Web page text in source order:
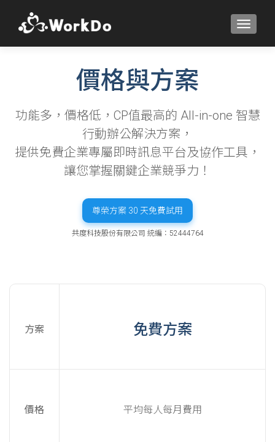
價格與方案
功能多，價格低，CP值最高的 All-in-one 智慧
行動辦公解決方案，
提供免費企業專屬即時訊息平台及協作工具，
讓您掌握關鍵企業競爭力！
尊榮方案 30 天免費試用
共度科技股份有限公司 統編：52444764
方案 免費方案
價格 平均每人每月費用